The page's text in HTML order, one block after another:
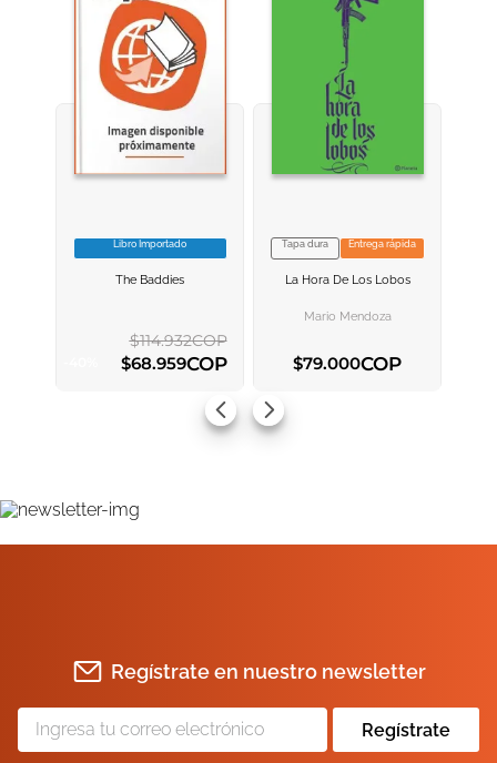
VER INFORMACION
Libro Importado
The Baddies
$114.932COP
$68.959COP
VER INFORMACION
Tapa dura Entrega rápida
La Hora De Los Lobos
Mario Mendoza
$79.000COP
Regístrate en nuestro newsletter
Regístrate